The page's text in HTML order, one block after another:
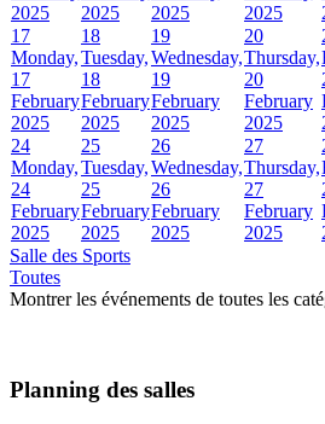
2025
2025
2025
2025
17
Monday,
17
February
2025
18
Tuesday,
18
February
2025
19
Wednesday,
19
February
2025
20
Thursday,
20
February
2025
24
Monday,
24
February
2025
25
Tuesday,
25
February
2025
26
Wednesday,
26
February
2025
27
Thursday,
27
February
2025
Salle des Sports
Toutes
Montrer les événements de toutes les
Planning des salles